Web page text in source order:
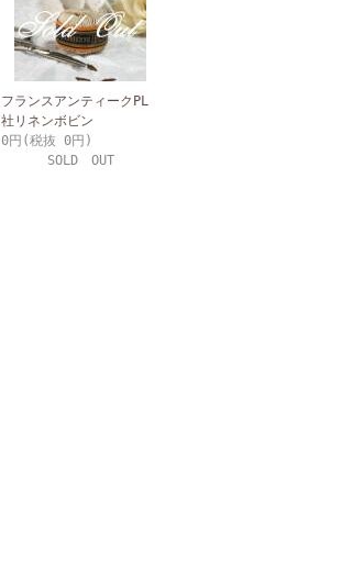
フランスアンティークPL
社リネンボビン
0円(税抜 0円)
SOLD OUT